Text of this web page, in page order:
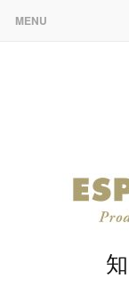
MENU